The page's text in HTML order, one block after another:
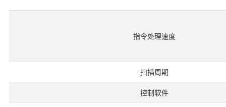
指令处理速度
扫描周期
控制软件